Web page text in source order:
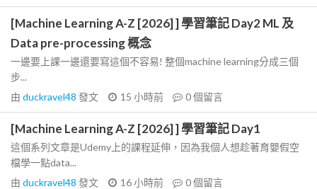
[Machine Learning A-Z [2026] ] 學習筆記 Day2 ML 及
Data pre-processing 概念
一邊要上課一邊還要寫這個不容易! 整個machine learning分成三個
步...
由 duckravel48 發文 15 小時前 0個留言
[Machine Learning A-Z [2026] ] 學習筆記 Day1
這個系列文章是Udemy上的課程延伸，因為我個人想趁著育嬰假空
檔學一點data...
由 duckravel48 發文 16 小時前 0個留言